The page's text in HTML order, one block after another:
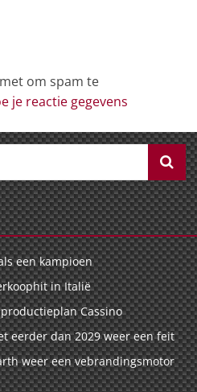
om spam te
je reactie gegevens
een kampioen
in Italië
Cassino
eerder dan 2029 weer een feit
weer een vebrandingsmotor